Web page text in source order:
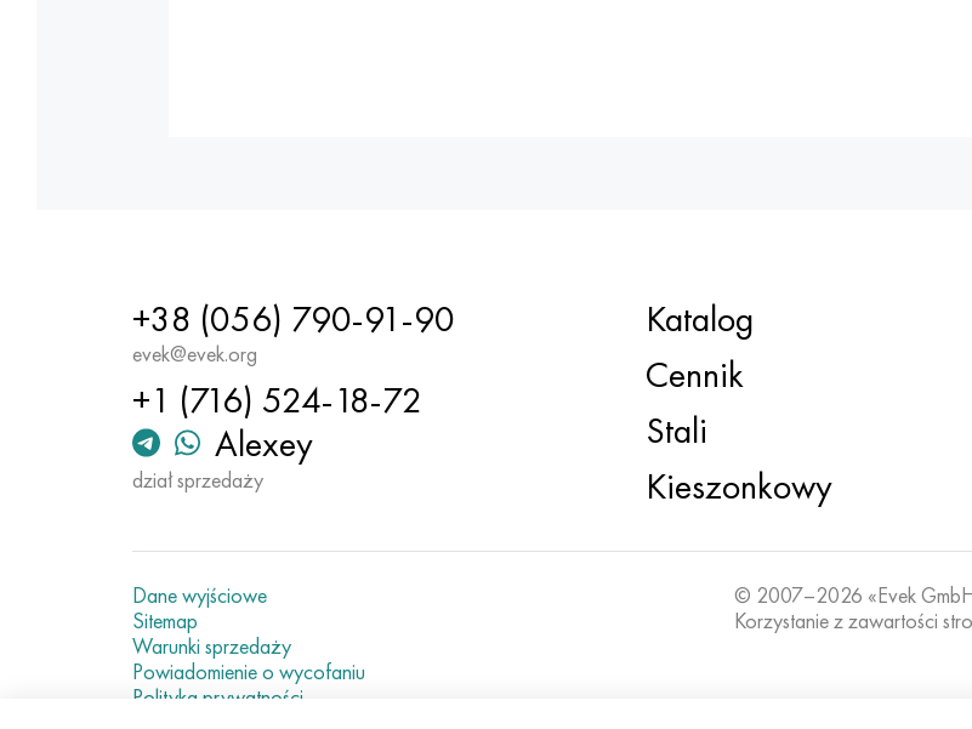
+38 (056) 790-91-90
evek@evek.org
+1 (716) 524-18-72
Alexey
dział sprzedaży
Katalog
Cennik
Stali
Kieszonkowy
Dane wyjściowe
Sitemap
Warunki sprzedaży
Powiadomienie o wycofaniu
Polityka prywatności
© 2007–2026 «Evek
Korzystanie z zawartości